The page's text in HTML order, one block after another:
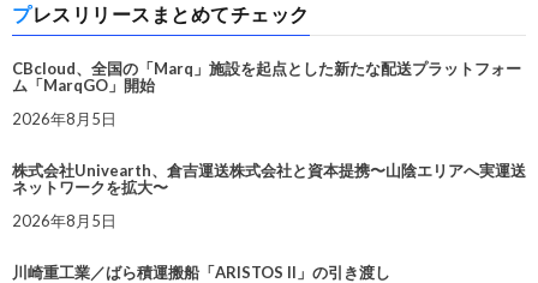
プレスリリースまとめてチェック
CBcloud、全国の「Marq」施設を起点とした新たな配送プラットフォー
ム「MarqGO」開始
2026年8月5日
株式会社Univearth、倉吉運送株式会社と資本提携〜山陰エリアへ実運送
ネットワークを拡大〜
2026年8月5日
川崎重工業／ばら積運搬船「ARISTOS II」の引き渡し